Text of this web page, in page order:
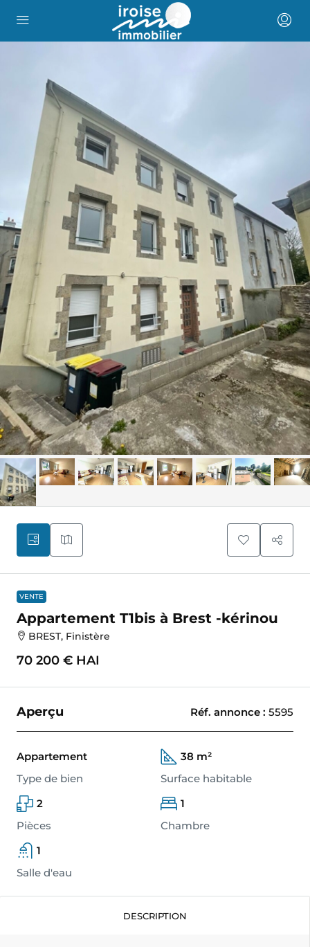
VENTE
Appartement T1bis à Brest -kérinou
BREST, Finistère
70 200 € HAI
Aperçu Réf. annonce : 5595
Appartement
Type de bien
38 m²
Surface habitable
2
Pièces
1
Chambre
1
Salle d'eau
DESCRIPTION